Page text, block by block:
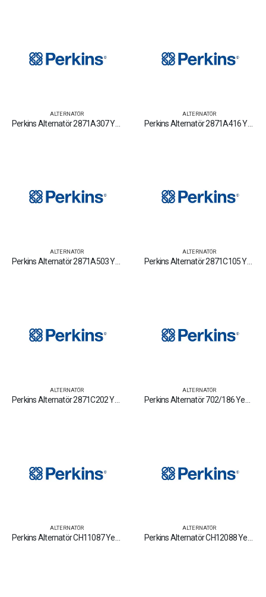
ALTERNATÖR
Perkins Alternatör 2871A307 Yedek Parça Fiyat Tamir Bakım Satan Firmalar
ALTERNATÖR
Perkins Alternatör 2871A416 Yedek Parça Fiyat Tamir Bakım Satan Firmalar
ALTERNATÖR
Perkins Alternatör 2871A503 Yedek Parça Fiyat Tamir Bakım Satan Firmalar
ALTERNATÖR
Perkins Alternatör 2871C105 Yedek Parça Fiyat Tamir Bakım Satan Firmalar
ALTERNATÖR
Perkins Alternatör 2871C202 Yedek Parça Fiyat Tamir Bakım Satan Firmalar
ALTERNATÖR
ALTERNATÖR
Perkins Alternatör CH11087 Yedek Parça Fiyat Tamir Bakım Satan Firmalar
ALTERNATÖR
Perkins Alternatör CH12088 Yedek Parça Fiyat Tamir Bakım Satan Firmalar